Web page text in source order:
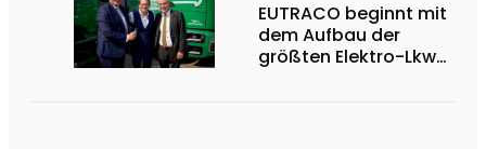
EUTRACO beginnt mit
dem Aufbau der
größten Elektro-Lkw-